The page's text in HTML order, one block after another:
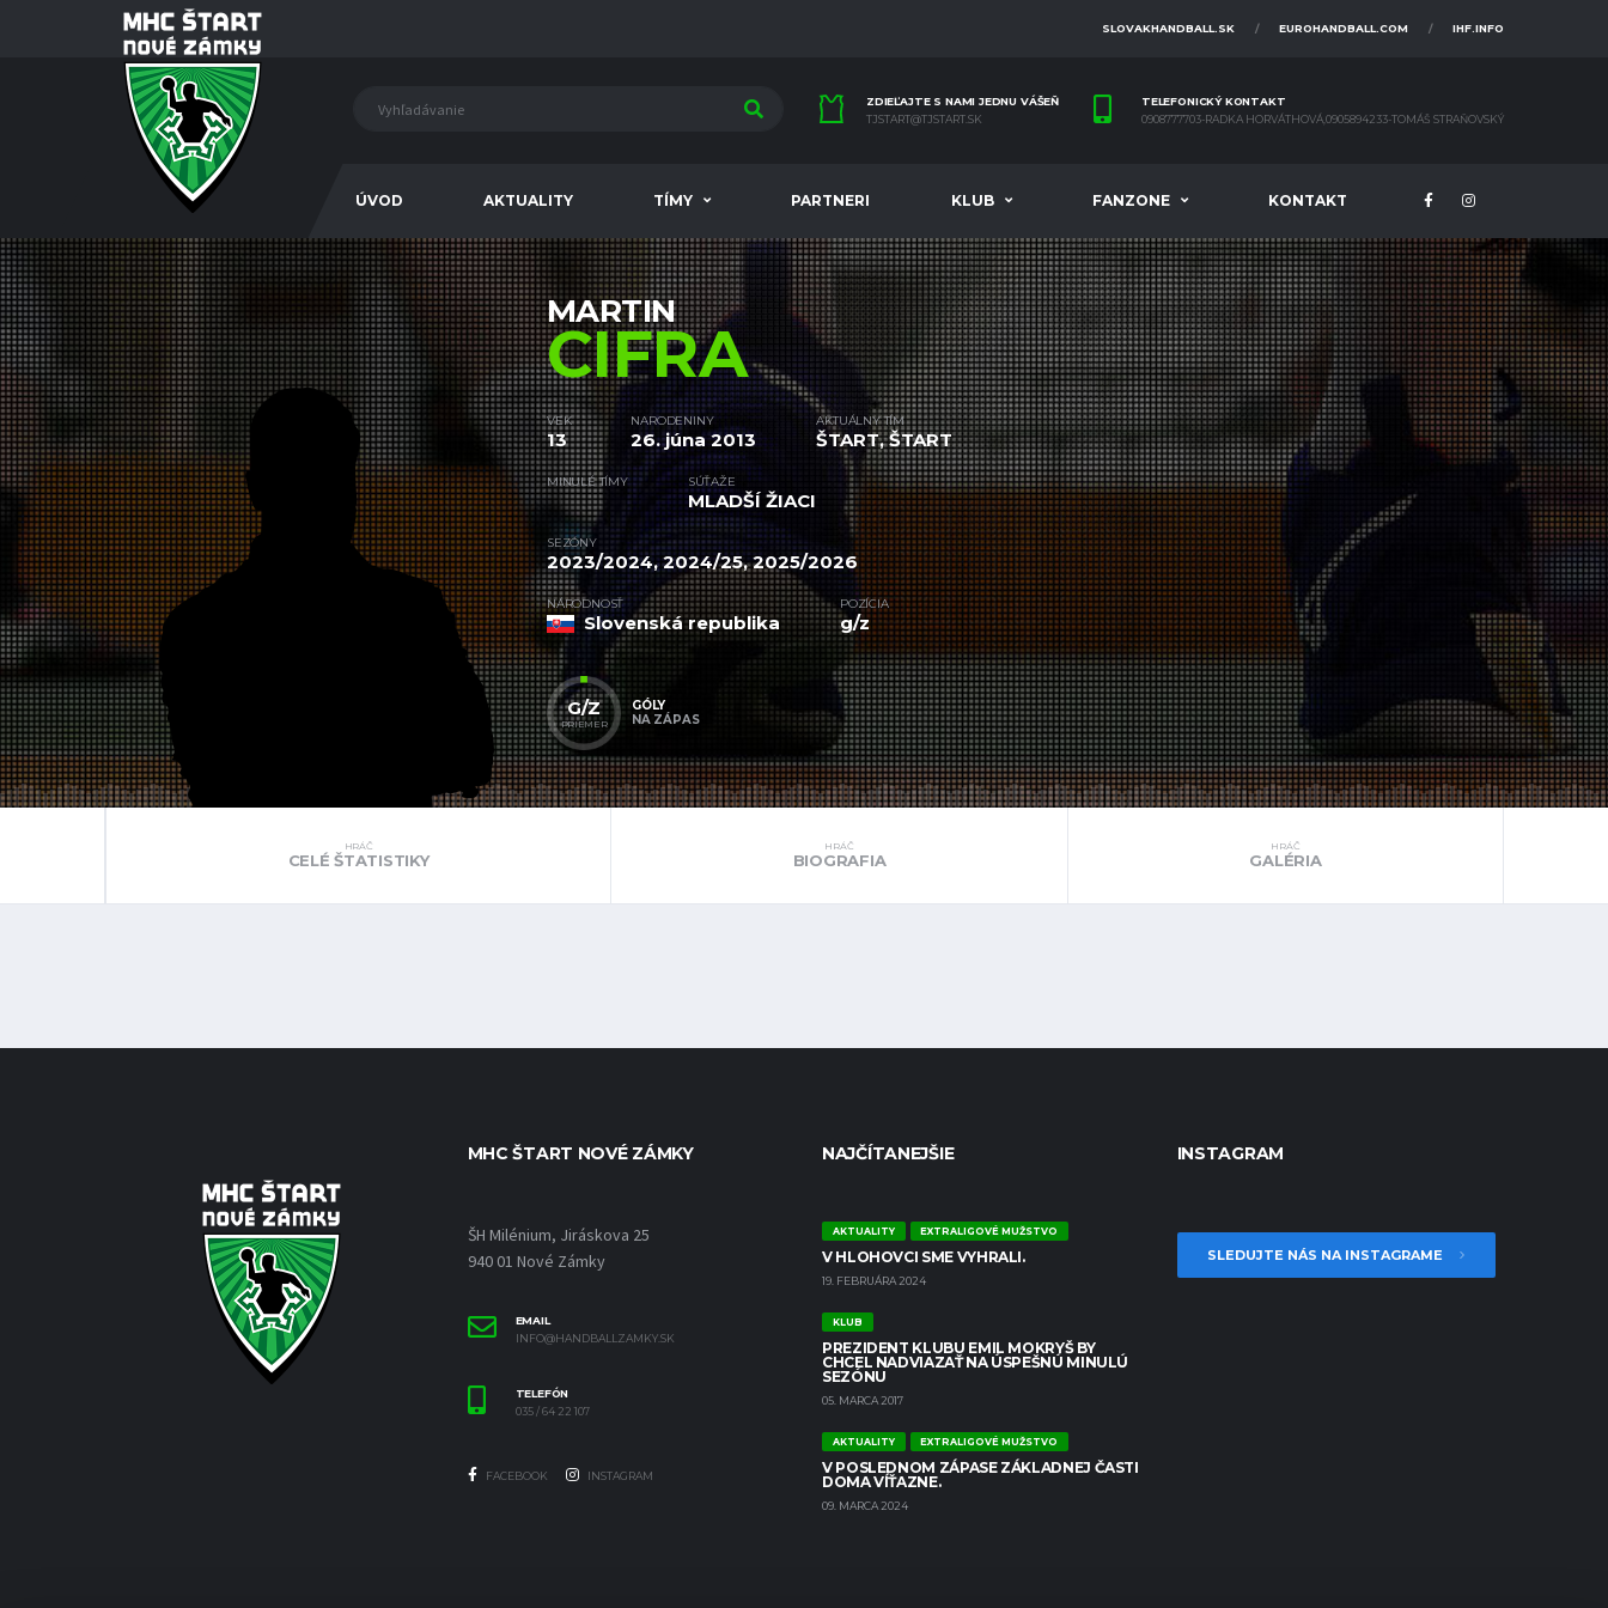
SLOVAKHANDBALL.SK EUROHANDBALL.COM IHF.INFO
ZDIEĽAJTE S NAMI JEDNU VÁŠEŇ
TJSTART@TJSTART.SK
TELEFONICKÝ KONTAKT
0908777703-RADKA HORVÁTHOVÁ,0905894233-TOMÁŠ STRAŇOVSKÝ
ÚVOD AKTUALITY TÍMY PARTNERI KLUB FANZONE KONTAKT
MARTIN
CIFRA
VEK
13
NARODENINY
26. júna 2013
AKTUÁLNY TÍM
ŠTART, ŠTART
MINULÉ TÍMY SÚŤAŽE
MLADŠÍ ŽIACI
SEZÓNY
2023/2024, 2024/25, 2025/2026
NÁRODNOSŤ
Slovenská republika
POZÍCIA
g/z
G/Z
PRIEMER
GÓLY
NA ZÁPAS
HRÁČ
CELÉ ŠTATISTIKY
HRÁČ
BIOGRAFIA
HRÁČ
GALÉRIA
MHC ŠTART NOVÉ ZÁMKY
ŠH Milénium, Jiráskova 25
940 01 Nové Zámky
EMAIL
INFO@HANDBALLZAMKY.SK
TELEFÓN
035 / 64 22 107
FACEBOOK INSTAGRAM
NAJČÍTANEJŠIE
AKTUALITY EXTRALIGOVÉ MUŽSTVO
V HLOHOVCI SME VYHRALI.
19. FEBRUÁRA 2024
KLUB
PREZIDENT KLUBU EMIL MOKRYŠ BY
CHCEL NADVIAZAŤ NA ÚSPEŠNÚ MINULÚ
SEZÓNU
05. MARCA 2017
AKTUALITY EXTRALIGOVÉ MUŽSTVO
V POSLEDNOM ZÁPASE ZÁKLADNEJ ČASTI
DOMA VÍŤAZNE.
09. MARCA 2024
INSTAGRAM
SLEDUJTE NÁS NA INSTAGRAME